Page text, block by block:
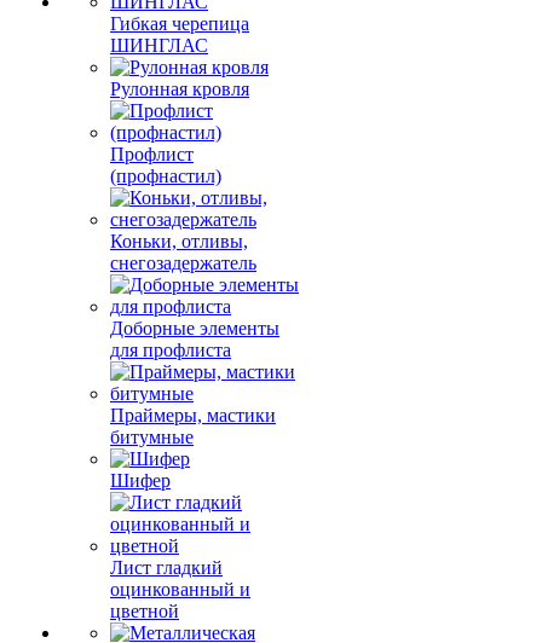
Гибкая черепица
ШИНГЛАС
Рулонная кровля
Профлист
(профнастил)
Коньки, отливы,
снегозадержатель
Доборные элементы
для профлиста
Праймеры, мастики
битумные
Шифер
Лист гладкий
оцинкованный и
цветной